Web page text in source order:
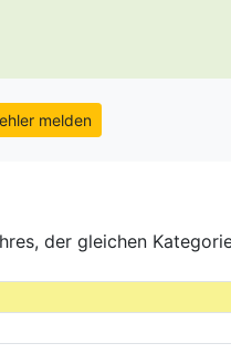
der gleichen